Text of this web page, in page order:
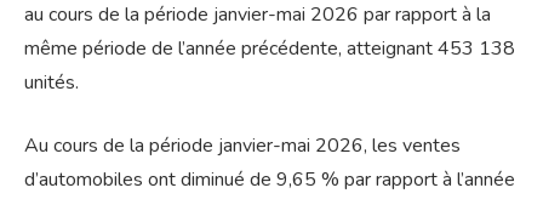
au cours de la période janvier-mai 2026 par rapport à la
même période de l’année précédente, atteignant 453 138
unités.
Au cours de la période janvier-mai 2026, les ventes
d’automobiles ont diminué de 9,65 % par rapport à l’année